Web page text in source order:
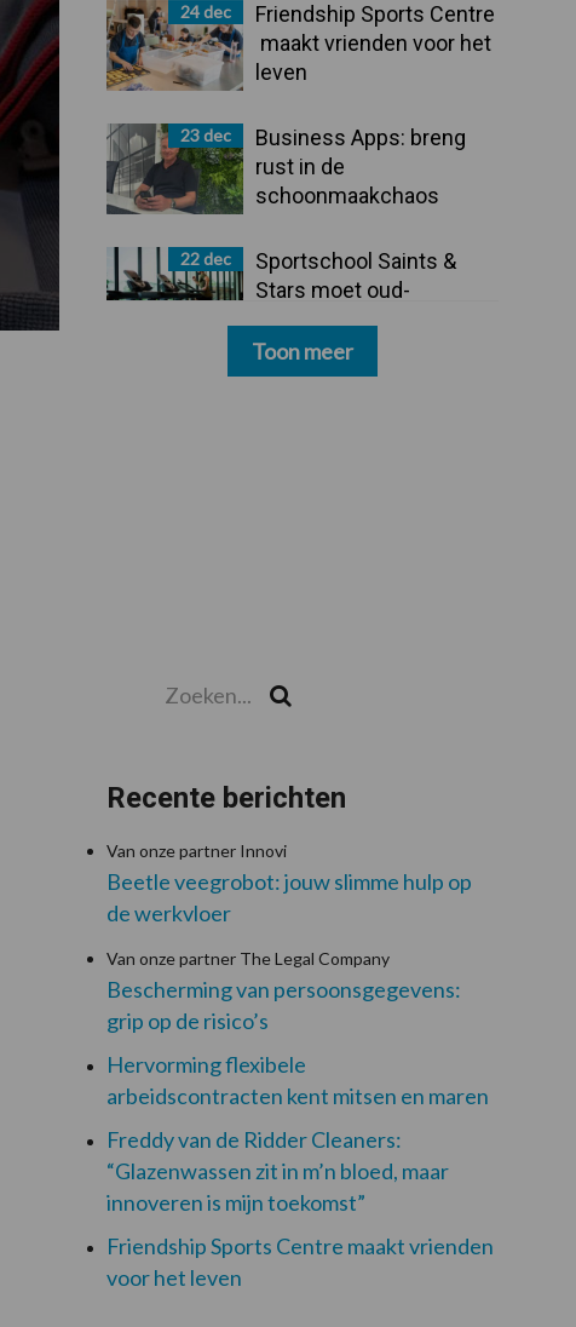
24 dec
Friendship Sports Centre
maakt vrienden voor het
leven
23 dec
Business Apps: breng
rust in de
schoonmaakchaos
22 dec
Sportschool Saints &
Stars moet oud-
betalen
Toon meer
Recente berichten
Van onze partner Innovi
Beetle veegrobot: jouw slimme hulp op
de werkvloer
Van onze partner The Legal Company
Bescherming van persoonsgegevens:
grip op de risico’s
Hervorming flexibele
arbeidscontracten kent mitsen en maren
Freddy van de Ridder Cleaners:
“Glazenwassen zit in m’n bloed, maar
innoveren is mijn toekomst”
Friendship Sports Centre maakt vrienden
voor het leven